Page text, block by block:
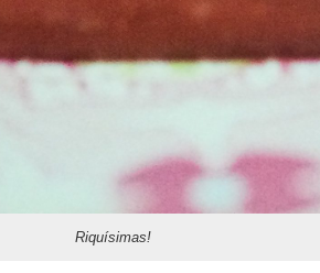
Riquísimas!